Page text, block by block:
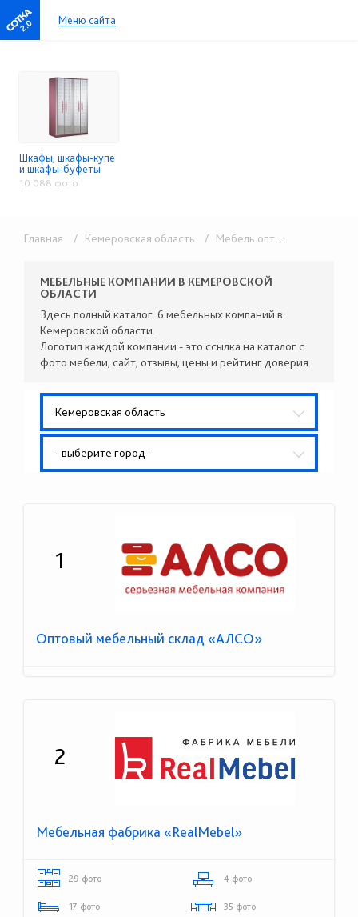
2.0 Меню сайта
Шкафы, шкафы-купе
и шкафы-буфеты
10 088 фото
Главная / Кемеровская область / Мебель оптом
МЕБЕЛЬНЫЕ КОМПАНИИ В КЕМЕРОВСКОЙ
ОБЛАСТИ
Здесь полный каталог: 6 мебельных компаний в
Кемеровской области.
Логотип каждой компании - это ссылка на каталог с
фото мебели, сайт, отзывы, цены и рейтинг доверия
Кемеровская область
- выберите город -
1
Оптовый мебельный склад «АЛСО»
2
Мебельная фабрика «RealMebel»
29 фото 4 фото
17 фото 35 фото